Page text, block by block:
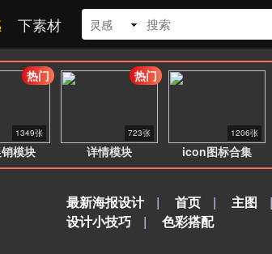
下素材 灵感
模块
1349张
热门
详情模块
723张
热门
icon图标合集
1206张
最新海报设计 | 首页 | 主图 |
设计小技巧
| 色彩搭配